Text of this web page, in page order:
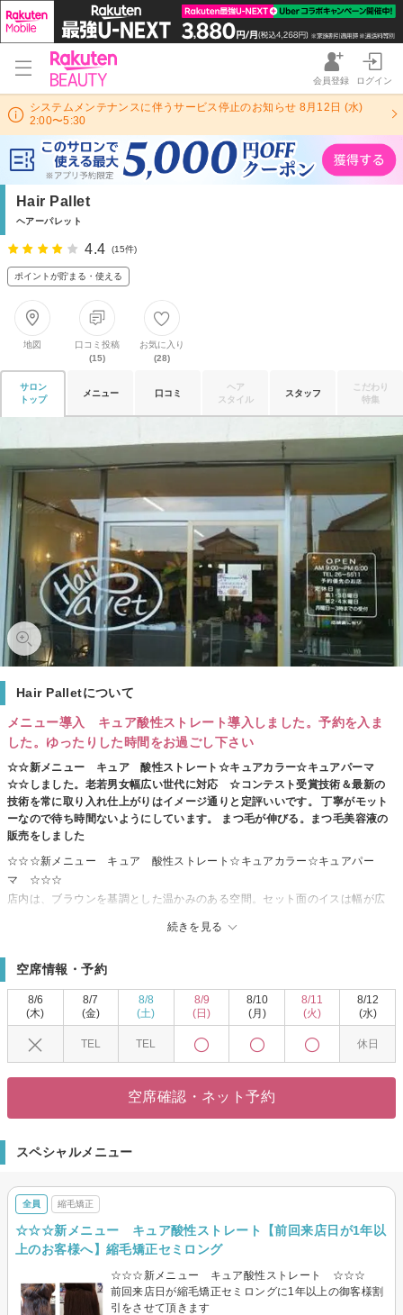
会員登録 ログイン
システムメンテナンスに伴うサービス停止のお知らせ 8月12日 (水)
2:00〜5:30
Hair Pallet
ヘアーパレット
4.4 (15件)
ポイントが貯まる・使える
地図
口コミ投稿
(15)
お気に入り
(28)
サロン
トップ
メニュー 口コミ
ヘア
スタイル
スタッフ
こだわり
特集
Hair Palletについて
メニュー導入 キュア酸性ストレート導入しました。予約を入ま
した。ゆったりした時間をお過ごし下さい
☆☆新メニュー キュア 酸性ストレート☆キュアカラー☆キュアパーマ
☆☆しました。老若男女幅広い世代に対応 ☆コンテスト受賞技術＆最新の
技術を常に取り入れ仕上がりはイメージ通りと定評いいです。 丁寧がモット
ーなので待ち時間ないようにしています。 まつ毛が伸びる。まつ毛美容液の
販売をしました
続きを見る
☆☆☆新メニュー キュア 酸性ストレート☆キュアカラー☆キュアパー
マ ☆☆☆
店内は、ブラウンを基調とした温かみのある空間。セット面のイスは幅が広
アスタイルにしたいか、好みを理解してから施術に入らせて頂きます。
商品情報 効果があると大好評です． まつ毛が伸びる。まつ毛美容液
の販売中です。
山口県美容技術コンクール カットの部 優勝、準優勝２回
西日本大会 尾中敏泰杯争奪カットコンテスト 準優勝、入賞２位、金
東京大会 ケネス杯争奪カットコンテスト 優秀入選賞
☆☆☆キュア 酸性ストレート導入しました☆☆☆
空席情報・予約
8/6
(木)
8/7
(金)
TEL
8/8
(土)
TEL
8/9
(日)
8/10
(月)
8/11
(火)
8/12
(水)
休日
空席確認・ネット予約
スペシャルメニュー
全員 縮毛矯正
☆☆☆新メニュー キュア酸性ストレート【前回来店日が1年以
上のお客様へ】縮毛矯正セミロング
☆☆☆新メニュー キュア酸性ストレート ☆☆☆
前回来店日が縮毛矯正セミロングに1年以上の御客様割
引をさせて頂きます